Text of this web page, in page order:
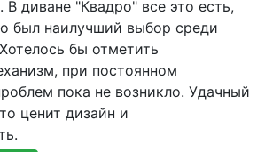
В диване "Квадро" все это есть,
был наилучший выбор среди
бы отметить
при постоянном
пока не возникло. Удачный
ценит дизайн и